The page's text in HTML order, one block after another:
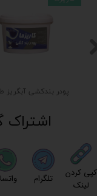
کپی کردن
لینک
تلگرام